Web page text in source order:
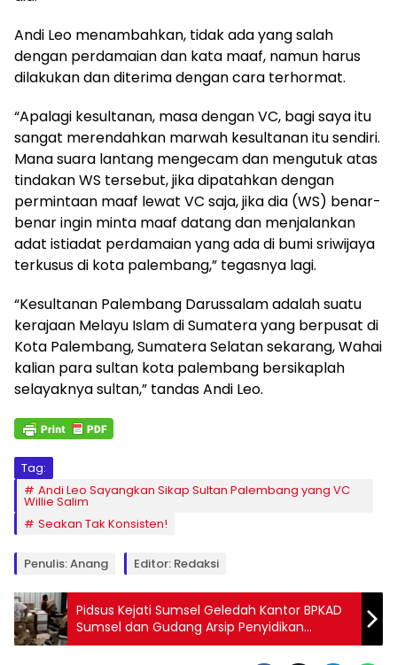
Andi Leo menambahkan, tidak ada yang salah
dengan perdamaian dan kata maaf, namun harus
dilakukan dan diterima dengan cara terhormat.
“Apalagi kesultanan, masa dengan VC, bagi saya itu
sangat merendahkan marwah kesultanan itu sendiri.
Mana suara lantang mengecam dan mengutuk atas
tindakan WS tersebut, jika dipatahkan dengan
permintaan maaf lewat VC saja, jika dia (WS) benar-
benar ingin minta maaf datang dan menjalankan
adat istiadat perdamaian yang ada di bumi sriwijaya
terkusus di kota palembang,” tegasnya lagi.
“Kesultanan Palembang Darussalam adalah suatu
kerajaan Melayu Islam di Sumatera yang berpusat di
Kota Palembang, Sumatera Selatan sekarang, Wahai
kalian para sultan kota palembang bersikaplah
selayaknya sultan,” tandas Andi Leo.
Tag:
Andi Leo Sayangkan Sikap Sultan Palembang yang VC
Willie Salim
Seakan Tak Konsisten!
Penulis: Anang Editor: Redaksi
Pidsus Kejati Sumsel Geledah Kantor BPKAD
Sumsel dan Gudang Arsip Penyidikan
Mangkraknya Pasar Cinde